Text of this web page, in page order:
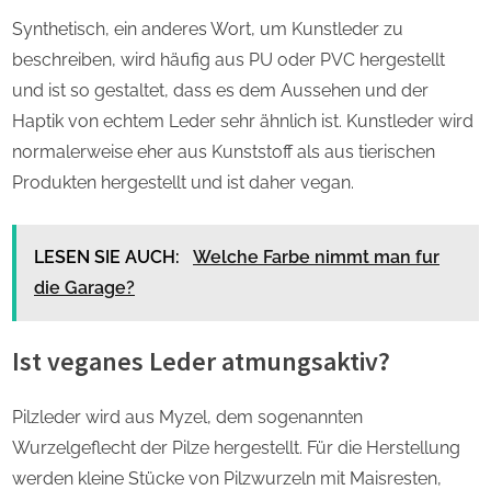
Synthetisch, ein anderes Wort, um Kunstleder zu
beschreiben, wird häufig aus PU oder PVC hergestellt
und ist so gestaltet, dass es dem Aussehen und der
Haptik von echtem Leder sehr ähnlich ist. Kunstleder wird
normalerweise eher aus Kunststoff als aus tierischen
Produkten hergestellt und ist daher vegan.
LESEN SIE AUCH:
Welche Farbe nimmt man fur
die Garage?
Ist veganes Leder atmungsaktiv?
Pilzleder wird aus Myzel, dem sogenannten
Wurzelgeflecht der Pilze hergestellt. Für die Herstellung
werden kleine Stücke von Pilzwurzeln mit Maisresten,